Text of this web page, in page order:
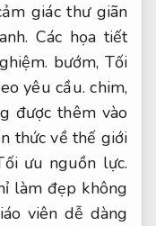
giác thư giãn
Các họa tiết
bướm, Tối
yêu cầu. chim,
được thêm vào
thức về thế giới
ưu nguồn lực.
làm đẹp không
viên dễ dàng